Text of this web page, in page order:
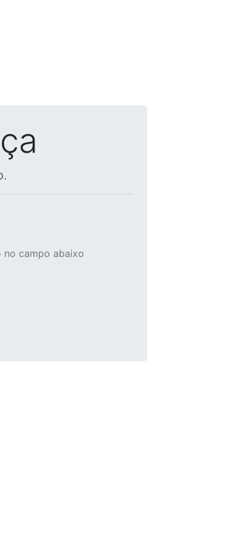
no campo abaixo